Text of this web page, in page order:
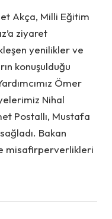
Akça, Milli Eğitim
ziyaret
yenilikler ve
konuşulduğu
Ömer
Nihal
Postallı, Mustafa
Bakan
misafirperverlikleri